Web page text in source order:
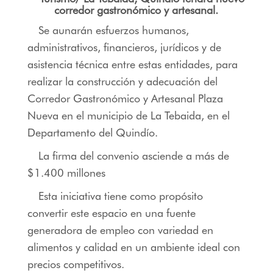
corredor gastronómico y artesanal.
Se aunarán esfuerzos humanos,
administrativos, financieros, jurídicos y de
asistencia técnica entre estas entidades, para
realizar la construcción y adecuación del
Corredor Gastronómico y Artesanal Plaza
Nueva en el municipio de La Tebaida, en el
Departamento del Quindío.
La firma del convenio asciende a más de
$1.400 millones
Esta iniciativa tiene como propósito
convertir este espacio en una fuente
generadora de empleo con variedad en
alimentos y calidad en un ambiente ideal con
precios competitivos.